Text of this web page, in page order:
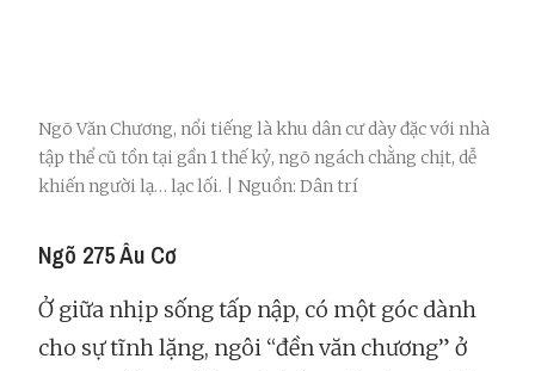
Ngõ Văn Chương, nổi tiếng là khu dân cư dày đặc với nhà
tập thể cũ tồn tại gần 1 thế kỷ, ngõ ngách chằng chịt, dễ
khiến người lạ… lạc lối. | Nguồn: Dân trí
Ngõ 275 Âu Cơ
Ở giữa nhịp sống tấp nập, có một góc dành
cho sự tĩnh lặng, ngôi “đền văn chương” ở